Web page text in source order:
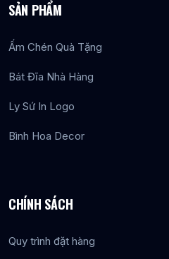
SẢN PHẨM
Ấm Chén Quà Tặng
Bát Đĩa Nhà Hàng
Ly Sứ In Logo
Bình Hoa Decor
CHÍNH SÁCH
Quy trình đặt hàng